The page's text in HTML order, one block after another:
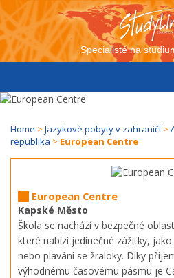
Specialisté na
Home > Jazykové pobyty v zahraničí >
republika > European Centre
European Centre
Kapské Město
Škola se nachází v bezpečné
které nabízí jedinečné zážitky,
nebo plavání se žraloky. Díky
výhodnému časovému pásmu je